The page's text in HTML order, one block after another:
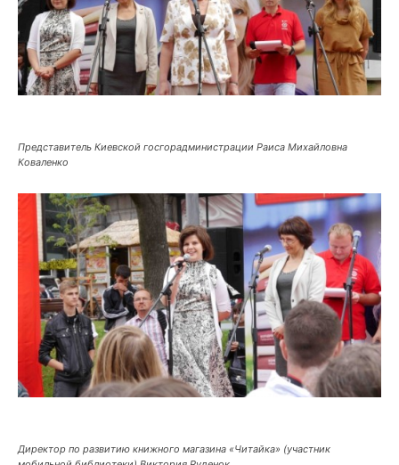
Представитель Киевской госгорадминистрации Раиса Михайловна
Коваленко
Директор по развитию книжного магазина «Читайка» (участник